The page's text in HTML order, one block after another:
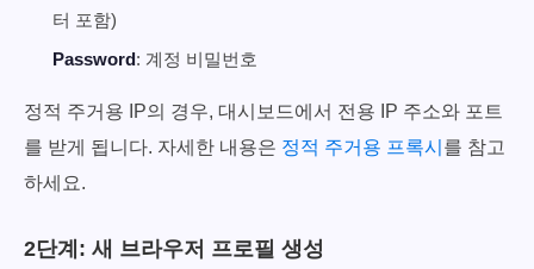
터 포함)
Password: 계정 비밀번호
정적 주거용 IP의 경우, 대시보드에서 전용 IP 주소와 포트
를 받게 됩니다. 자세한 내용은 정적 주거용 프록시 를 참고
하세요.
2단계: 새 브라우저 프로필 생성